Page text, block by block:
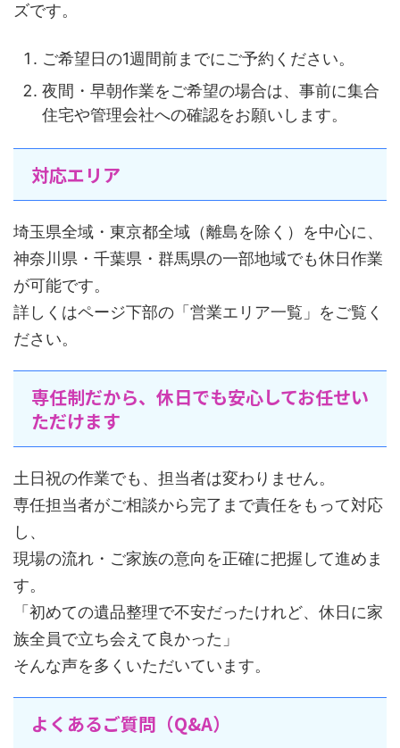
ズです。
ご希望日の1週間前までにご予約ください。
夜間・早朝作業をご希望の場合は、事前に集合
住宅や管理会社への確認をお願いします。
対応エリア
埼玉県全域・東京都全域（離島を除く）を中心に、
神奈川県・千葉県・群馬県の一部地域でも休日作業
が可能です。
詳しくはページ下部の「営業エリア一覧」をご覧く
ださい。
専任制だから、休日でも安心してお任せい
ただけます
土日祝の作業でも、担当者は変わりません。
専任担当者がご相談から完了まで責任をもって対応
し、
現場の流れ・ご家族の意向を正確に把握して進めま
す。
「初めての遺品整理で不安だったけれど、休日に家
族全員で立ち会えて良かった」
そんな声を多くいただいています。
よくあるご質問（Q&A）